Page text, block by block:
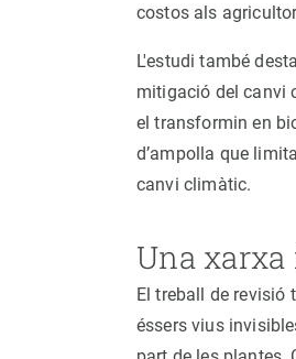
costos als
L'estudi també
mitigació del canvi
el transformin en
d’ampolla que
canvi climàtic.
Una
El treball de revisió
éssers vius